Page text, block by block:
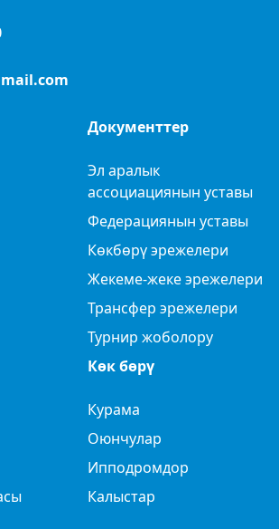
Документтер
Эл аралык
ассоциациянын уставы
Федерациянын уставы
Көкбөрү эрежелери
Жекеме-жеке эрежелери
Трансфер эрежелери
Турнир жоболору
Көк бөрү
Курама
Оюнчулар
Ипподромдор
Калыстар